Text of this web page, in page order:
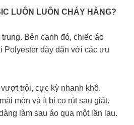
LUÔN LUÔN CHÁY HÀNG?
Bên cạnh đó, chiếc áo
dày dặn với các ưu
trội, cực kỳ nhanh khô.
mòn và ít bị co rút sau giặt.
làm sau áo qua một lần lau.